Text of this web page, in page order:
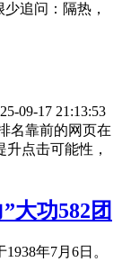
追问：隔热，
09-17 21:13:53
名靠前的网页在
点击可能性，
大功582团
年7月6日。